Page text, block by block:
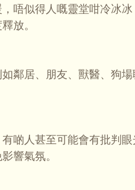
唔似得人嘅靈堂咁冷冰
放。
鄰居、朋友、獸醫、狗
啲人甚至可能會有批判
響氣氛。